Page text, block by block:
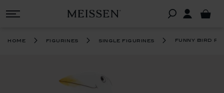
home figurines single figurines funny bird